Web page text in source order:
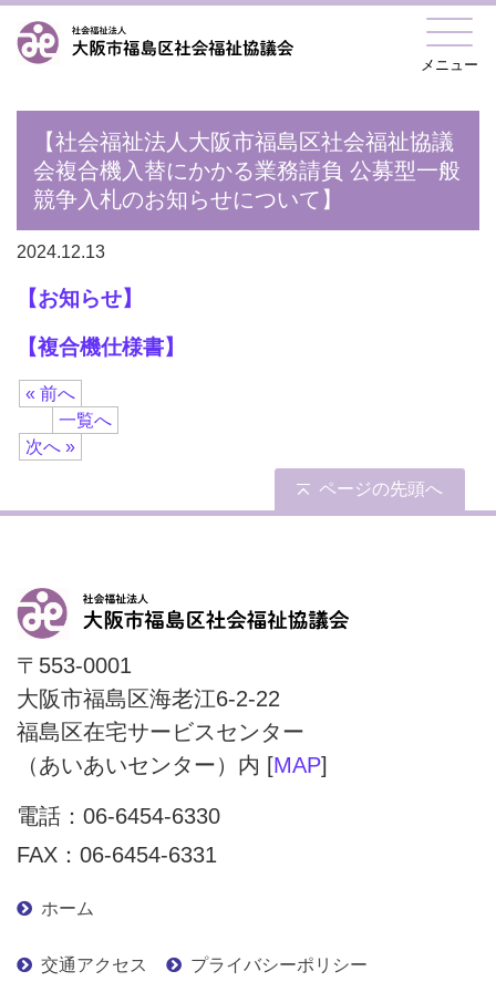
メニュー
【社会福祉法人大阪市福島区社会福祉協議
会複合機入替にかかる業務請負 公募型一般
競争入札のお知らせについて】
2024.12.13
【お知らせ】
【複合機仕様書】
« 前へ
一覧へ
次へ »
ページの先頭へ
〒553-0001
大阪市福島区海老江6-2-22
福島区在宅サービスセンター
（あいあいセンター）内 [MAP]
電話： 06-6454-6330
FAX：06-6454-6331
ホーム
交通アクセス プライバシーポリシー